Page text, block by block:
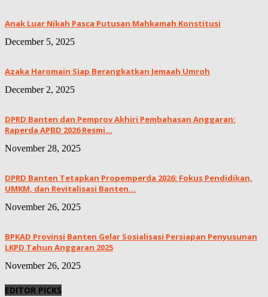
Anak Luar Nikah Pasca Putusan Mahkamah Konstitusi
December 5, 2025
Azaka Haromain Siap Berangkatkan Jemaah Umroh
December 2, 2025
DPRD Banten dan Pemprov Akhiri Pembahasan Anggaran:
Raperda APBD 2026 Resmi...
November 28, 2025
DPRD Banten Tetapkan Propemperda 2026: Fokus Pendidikan,
UMKM, dan Revitalisasi Banten...
November 26, 2025
BPKAD Provinsi Banten Gelar Sosialisasi Persiapan Penyusunan
LKPD Tahun Anggaran 2025
November 26, 2025
EDITOR PICKS